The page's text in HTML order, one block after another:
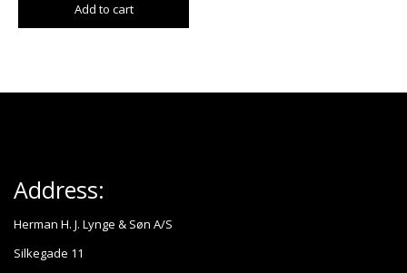
Add to cart
Address:
Herman H. J. Lynge & Søn A/S
Silkegade 11